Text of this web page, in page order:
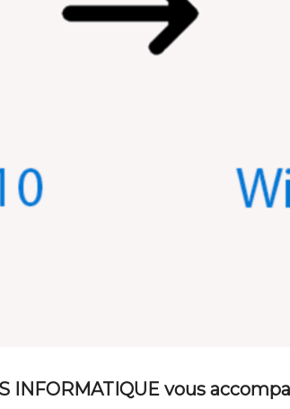
INFORMATIQUE vous